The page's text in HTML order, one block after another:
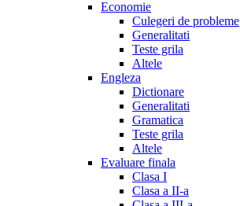
Economie
Culegeri de probleme
Generalitati
Teste grila
Altele
Engleza
Dictionare
Generalitati
Gramatica
Teste grila
Altele
Evaluare finala
Clasa I
Clasa a II-a